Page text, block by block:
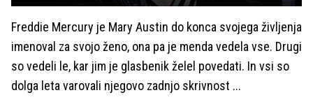
Freddie Mercury je Mary Austin do konca svojega življenja
imenoval za svojo ženo, ona pa je menda vedela vse. Drugi
so vedeli le, kar jim je glasbenik želel povedati. In vsi so
dolga leta varovali njegovo zadnjo skrivnost ...